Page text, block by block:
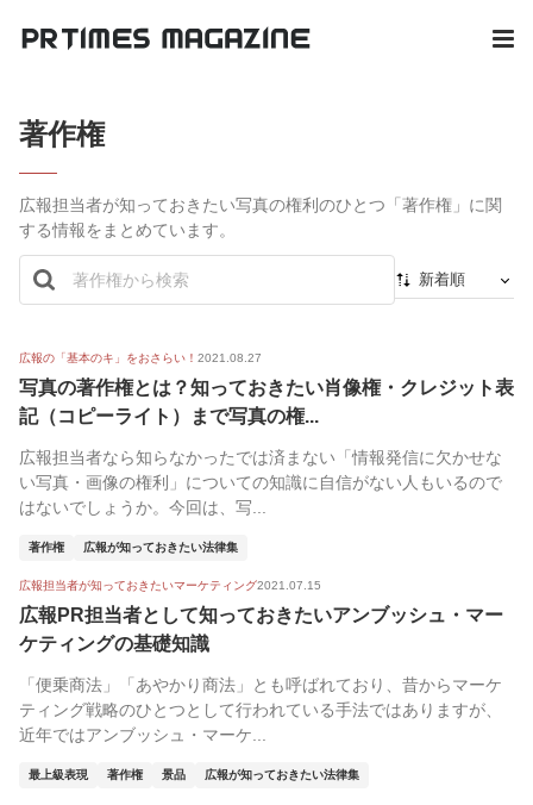
著作権
広報担当者が知っておきたい写真の権利のひとつ「著作権」に関
する情報をまとめています。
新着順
人気順
広報の「基本のキ」をおさらい！ 2021.08.27
写真の著作権とは？知っておきたい肖像権・クレジット表
記（コピーライト）まで写真の権...
広報担当者なら知らなかったでは済まない「情報発信に欠かせな
い写真・画像の権利」についての知識に自信がない人もいるので
はないでしょうか。今回は、写...
著作権 広報が知っておきたい法律集
広報担当者が知っておきたいマーケティング2021.07.15
広報PR担当者として知っておきたいアンブッシュ・マー
ケティングの基礎知識
「便乗商法」「あやかり商法」とも呼ばれており、昔からマーケ
ティング戦略のひとつとして行われている手法ではありますが、
近年ではアンブッシュ・マーケ...
最上級表現 著作権 景品 広報が知っておきたい法律集